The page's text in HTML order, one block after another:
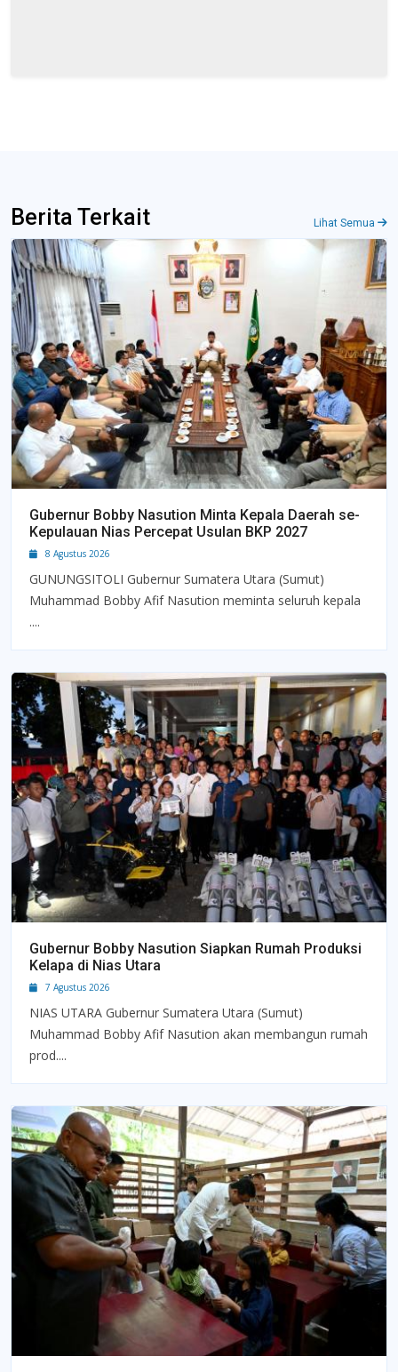
Berita Terkait Lihat Semua
Gubernur Bobby Nasution Minta Kepala Daerah se-
Kepulauan Nias Percepat Usulan BKP 2027
8 Agustus 2026
GUNUNGSITOLI Gubernur Sumatera Utara (Sumut)
Muhammad Bobby Afif Nasution meminta seluruh kepala
....
Gubernur Bobby Nasution Siapkan Rumah Produksi
Kelapa di Nias Utara
7 Agustus 2026
NIAS UTARA Gubernur Sumatera Utara (Sumut)
Muhammad Bobby Afif Nasution akan membangun rumah
prod....